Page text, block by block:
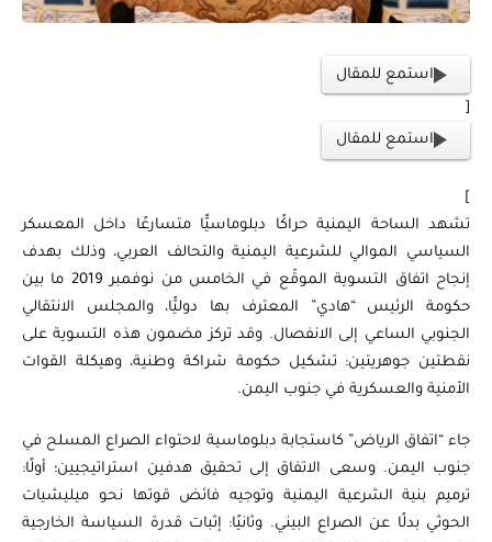
استمع للمقال
استمع للمقال
تشهد الساحة اليمنية حراكًا دبلوماسيًّا متسارعًا داخل المعسكر
السياسي الموالي للشرعية اليمنية والتحالف العربي، وذلك بهدف
إنجاح اتفاق التسوية الموقّع في الخامس من نوفمبر 2019 ما بين
حكومة الرئيس “هادي” المعترف بها دوليًّا، والمجلس الانتقالي
الجنوبي الساعي إلى الانفصال. وقد تركز مضمون هذه التسوية على
نقطتين جوهريتين: تشكيل حكومة شراكة وطنية، وهيكلة القوات
الأمنية والعسكرية في جنوب اليمن.
جاء “اتفاق الرياض” كاستجابة دبلوماسية لاحتواء الصراع المسلح في
جنوب اليمن. وسعى الاتفاق إلى تحقيق هدفين استراتيجيين؛ أولًا:
ترميم بنية الشرعية اليمنية وتوجيه فائض قوتها نحو ميليشيات
الحوثي بدلًا عن الصراع البيني. وثانيًا: إثبات قدرة السياسة الخارجية